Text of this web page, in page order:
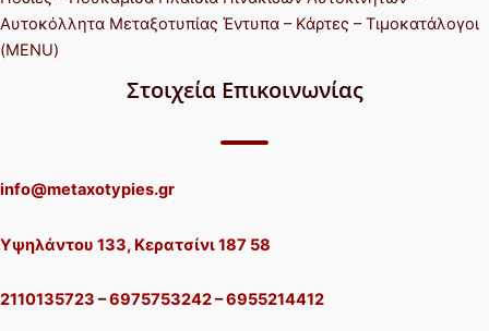
Αυτοκόλλητα Μεταξοτυπίας Έντυπα – Κάρτες – Τιμοκατάλογοι
(MENU)
Στοιχεία Επικοινωνίας
info@metaxotypies.gr
Υψηλάντου 133, Κερατσίνι 187 58
2110135723 –6975753242–6955214412